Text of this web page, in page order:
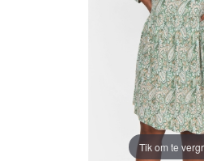
Tik om te